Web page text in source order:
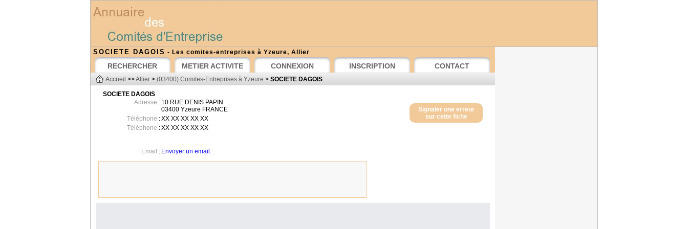
SOCIETE DAGOIS - Les comites-entreprises à Yzeure, Allier
RECHERCHER METIER ACTIVITE CONNEXION INSCRIPTION CONTACT
Accueil >>Allier > (03400) Comites-Entreprises à Yzeure > SOCIETE DAGOIS
SOCIETE DAGOIS
Signaler une erreur
sur cette fiche
Adresse : 10 RUE DENIS PAPIN
03400 Yzeure FRANCE
Téléphone :XX XX XX XX XX
Téléphone :XX XX XX XX XX
Email : Envoyer un email.